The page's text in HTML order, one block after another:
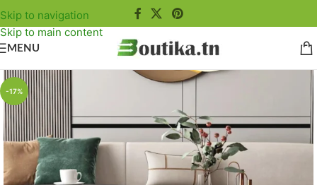
Skip to navigation
Skip to main content
MENU
-17%